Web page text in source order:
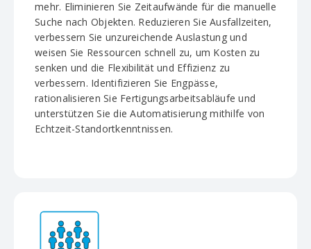
mehr. Eliminieren Sie Zeitaufwände für die manuelle
Suche nach Objekten. Reduzieren Sie Ausfallzeiten,
verbessern Sie unzureichende Auslastung und
weisen Sie Ressourcen schnell zu, um Kosten zu
senken und die Flexibilität und Effizienz zu
verbessern. Identifizieren Sie Engpässe,
rationalisieren Sie Fertigungsarbeitsabläufe und
unterstützen Sie die Automatisierung mithilfe von
Echtzeit-Standortkenntnissen.